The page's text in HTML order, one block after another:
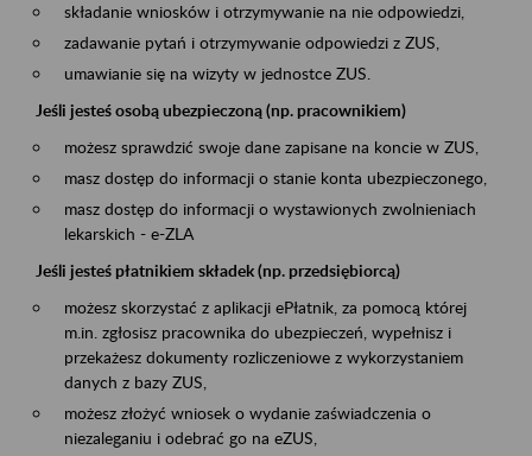
składanie wniosków i otrzymywanie na nie odpowiedzi,
zadawanie pytań i otrzymywanie odpowiedzi z ZUS,
umawianie się na wizyty w jednostce ZUS.
Jeśli jesteś osobą ubezpieczoną (np. pracownikiem)
możesz sprawdzić swoje dane zapisane na koncie w ZUS,
masz dostęp do informacji o stanie konta ubezpieczonego,
masz dostęp do informacji o wystawionych zwolnieniach
lekarskich - e-ZLA
Jeśli jesteś płatnikiem składek (np. przedsiębiorcą)
możesz skorzystać z aplikacji ePłatnik, za pomocą której
m.in. zgłosisz pracownika do ubezpieczeń, wypełnisz i
przekażesz dokumenty rozliczeniowe z wykorzystaniem
danych z bazy ZUS,
możesz złożyć wniosek o wydanie zaświadczenia o
niezaleganiu i odebrać go na eZUS,